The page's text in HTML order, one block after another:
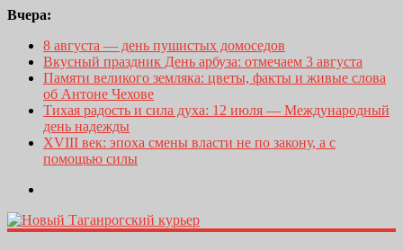
Вчера:
8 августа — день пушистых домоседов
Вкусный праздник День арбуза: отмечаем 3 августа
Памяти великого земляка: цветы, факты и живые слова
об Антоне Чехове
Тихая радость и сила духа: 12 июля — Международный
день надежды
XVIII век: эпоха смены власти не по закону, а с
помощью силы